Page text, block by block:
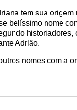
tem sua origem
belíssimo nome
historiadores,
Adrião.
nomes com a